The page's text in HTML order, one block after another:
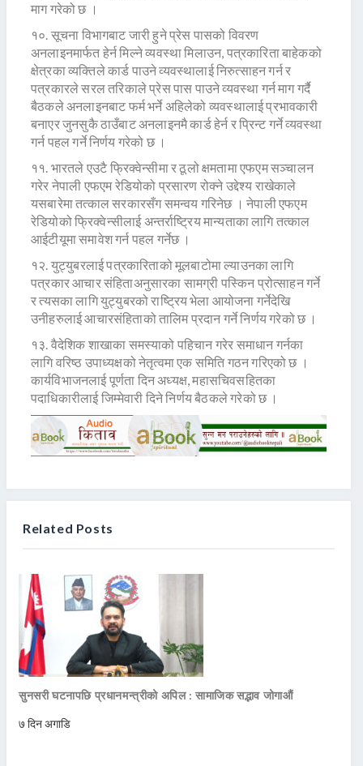
माग गरेको छ ।
१०. सूचना विभागबाट जारी हुने प्रेस पासको विवरण
अनलाइनमार्फत हेर्न मिल्ने व्यवस्था मिलाउन, पत्रकारिता बाहेकको
क्षेत्रका व्यक्तिले कार्ड पाउने व्यवस्थालाई निरुत्साहन गर्न र
पत्रकारले सरल तरिकाले प्रेस पास पाउने व्यवस्था गर्न माग गर्दै
बैठकले अनलाइनबाट फर्म भर्ने अहिलेको व्यवस्थालाई प्रभावकारी
बनाएर जुनसुकै ठाउँबाट अनलाइनमै कार्ड हेर्न र प्रिन्ट गर्ने व्यवस्था
गर्न पहल गर्ने निर्णय गरेको छ ।
११. भारतले एउटै फ्रिक्वेन्सीमा र ठूलो क्षमतामा एफएम सञ्चालन
गरेर नेपाली एफएम रेडियोको प्रसारण रोक्ने उद्देश्य राखेकाले
यसबारेमा तत्काल सरकारसँग समन्वय गरिनेछ । नेपाली एफएम
रेडियोको फ्रिक्वेन्सीलाई अन्तर्राष्ट्रिय मान्यताका लागि तत्काल
आईटीयूमा समावेश गर्न पहल गर्नेछ ।
१२. युट्युबरलाई पत्रकारिताको मूलबाटोमा ल्याउनका लागि
पत्रकार आचार संहिताअनुसारका सामग्री पस्किन प्रोत्साहन गर्ने
र त्यसका लागि युट्युबरको राष्ट्रिय भेला आयोजना गर्नेदेखि
उनीहरुलाई आचारसंहिताको तालिम प्रदान गर्ने निर्णय गरेको छ ।
१३. वैदेशिक शाखाका समस्याको पहिचान गरेर समाधान गर्नका
लागि वरिष्ठ उपाध्यक्षको नेतृत्वमा एक समिति गठन गरिएको छ ।
कार्यविभाजनलाई पूर्णता दिन अध्यक्ष, महासचिवसहितका
पदाधिकारीलाई जिम्मेवारी दिने निर्णय बैठकले गरेको छ ।
Related Posts
सुनसरी घटनापछि प्रधानमन्त्रीको अपिल : सामाजिक सद्भाव जोगाऔं
७ दिन अगाडि